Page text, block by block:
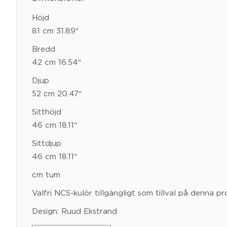
Höjd
81 cm 31.89″
Bredd
42 cm 16.54″
Djup
52 cm 20.47″
Sitthöjd
46 cm 18.11″
Sittdjup
46 cm 18.11″
cm tum
Valfri NCS-kulör tillgängligt som tillval på denna
Design: Ruud Ekstrand